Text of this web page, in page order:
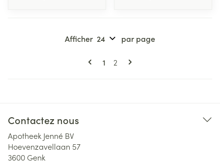
Pages
Vous lisez actuellement la page
1 Page
2
Afficher par page
Contactez nous
Apotheek Jenné BV
Hoevenzavellaan 57
3600 Genk